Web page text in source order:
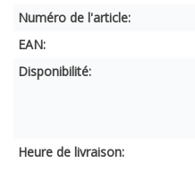
Numéro de l'article:
EAN:
Disponibilité:
Heure de livraison: